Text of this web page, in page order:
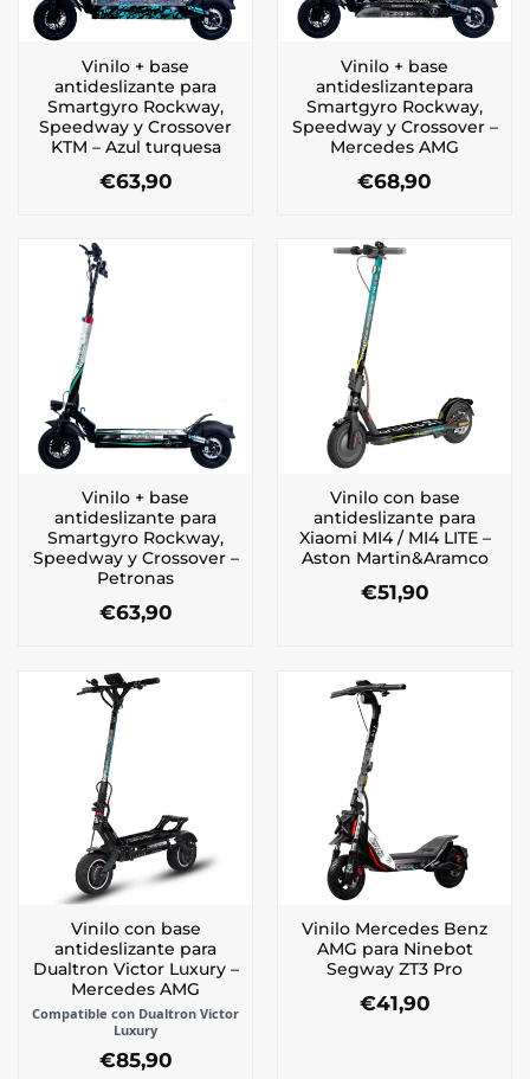
Vinilo + base
antideslizante para
Smartgyro Rockway,
Speedway y Crossover
KTM – Azul turquesa
€63,90
Vinilo + base
antideslizantepara
Smartgyro Rockway,
Speedway y Crossover –
Mercedes AMG
€68,90
Vinilo + base
antideslizante para
Smartgyro Rockway,
Speedway y Crossover –
Petronas
€63,90
Vinilo con base
antideslizante para
Xiaomi MI4 / MI4 LITE –
Aston Martin&Aramco
€51,90
Vinilo con base
antideslizante para
Dualtron Victor Luxury –
Mercedes AMG
Compatible con Dualtron Victor
Luxury
€85,90
Vinilo Mercedes Benz
AMG para Ninebot
Segway ZT3 Pro
€41,90